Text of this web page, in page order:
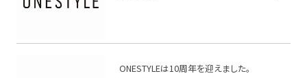
ONESTYLEは10周年を迎えました。